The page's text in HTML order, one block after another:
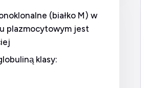
(białko M) w
plazmocytowym jest
klasy: